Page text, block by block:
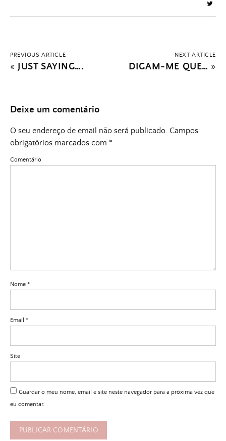
PREVIOUS ARTICLE
«JUST SAYING….
NEXT ARTICLE
DIGAM-ME QUE… »
Deixe um comentário
O seu endereço de email não será publicado. Campos
obrigatórios marcados com *
Comentário
Nome *
Email *
Site
Guardar o meu nome, email e site neste navegador para a próxima vez que
eu comentar.